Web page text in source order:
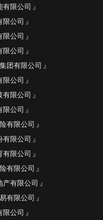
限公司
限公司
限公司
限公司
团有限公司
限公司
限公司
限公司
有限公司
限公司
限公司
有限公司
有限公司
有限公司
限公司